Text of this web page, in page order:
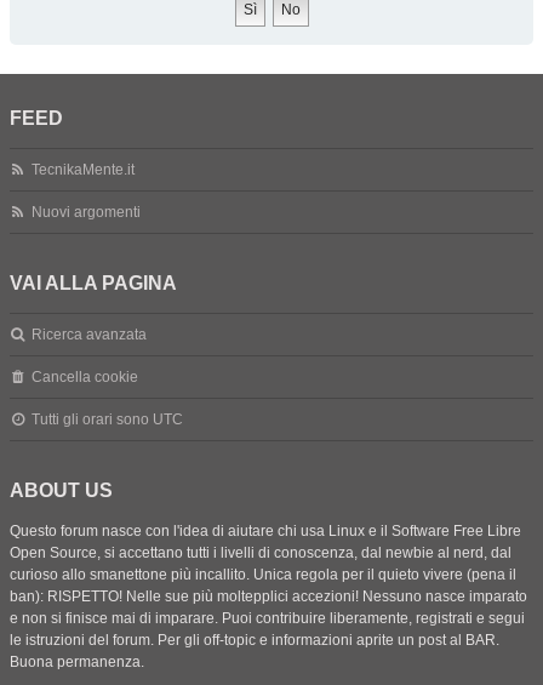
FEED
TecnikaMente.it
Nuovi argomenti
VAI ALLA PAGINA
Ricerca avanzata
Cancella cookie
Tutti gli orari sono UTC
ABOUT US
Questo forum nasce con l'idea di aiutare chi usa Linux e il Software Free Libre
Open Source, si accettano tutti i livelli di conoscenza, dal newbie al nerd, dal
curioso allo smanettone più incallito. Unica regola per il quieto vivere (pena il
ban): RISPETTO! Nelle sue più moltepplici accezioni! Nessuno nasce imparato
e non si finisce mai di imparare. Puoi contribuire liberamente, registrati e segui
le istruzioni del forum. Per gli off-topic e informazioni aprite un post al BAR.
Buona permanenza.